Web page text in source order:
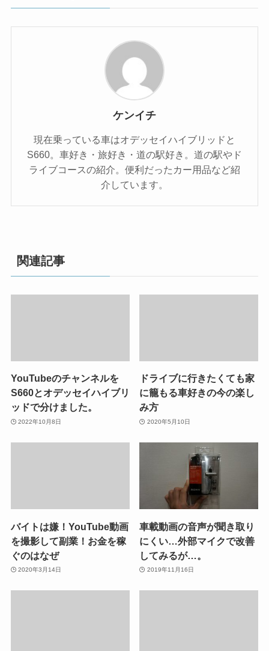
ケンイチ
現在乗っている車はオデッセイハイブリッドと
S660。車好き・旅好き・道の駅好き。道の駅やド
ライブコースの紹介。便利だったカー用品など紹
介しています。
関連記事
YouTubeのチャンネルを
S660とオデッセイハイブリ
ッドで分けました。
2022年10月8日
ドライブに行きたくても家
に籠もる車好きの今の楽し
み方
2020年5月10日
バイトは嫌！YouTube動画
を撮影して副業！お金を稼
ぐのはなぜ
2020年3月14日
車載動画の音声が聞き取り
にくい…外部マイクで改善
してみるが…。
2019年11月16日